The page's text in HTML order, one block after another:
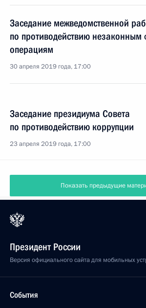
Заседание межведомственной
по противодействию
операциям
30 апреля 2019 года, 17:00
Заседание президиума Совета
по противодействию коррупции
23 апреля 2019 года, 17:00
Показать предыдущие
Президент России
Версия официального сайта для мобильных
События